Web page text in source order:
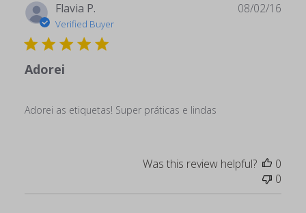
Flavia P.
Verified Buyer
Adorei
Adorei as etiquetas! Super práticas e lindas
08/02/16
Was this review helpful?
0
0